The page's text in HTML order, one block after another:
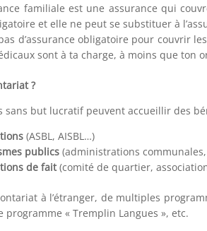
familiale est une assurance qui
et elle ne peut se substituer à
d’assurance obligatoire pour couvrir
sont à ta charge, à moins que ton
?
sans but lucratif peuvent accueillir des
(ASBL, AISBL…)
publics(administrations
de fait(comité de quartier,
à l’étranger, de multiples
programme « Tremplin Langues », etc.